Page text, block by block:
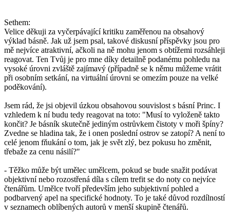
Sethem:
Velice děkuji za vyčerpávající kritiku zaměřenou na obsahový
výklad básně. Jak už jsem psal, takové diskusní příspěvky jsou pro
mě nejvíce atraktivní, ačkoli na ně mohu jenom s obtížemi rozsáhleji
reagovat. Ten Tvůj je pro mne díky detailně podanému pohledu na
vysoké úrovni zvláště zajímavý (případně se k němu můžeme vrátit
při osobním setkání, na virtuální úrovni se omezím pouze na velké
poděkování).
Jsem rád, že jsi objevil úzkou obsahovou souvislost s básní Princ. I
vzhledem k ní budu tedy reagovat na toto: "Musí to vyloženě takto
končit? Je básník skutečně jediným ostrůvkem čistoty v moři špíny?
Zvedne se hladina tak, že i onen poslední ostrov se zatopí? A není to
celé jenom fňukání o tom, jak je svět zlý, bez pokusu ho změnit,
třebaže za cenu násilí?"
- Těžko může být umělec umělcem, pokud se bude snažit podávat
objektivní nebo rozostřená díla s cílem trefit se do noty co nejvíce
čtenářům. Umělce tvoří především jeho subjektivní pohled a
podbarvený apel na specifické hodnoty. To je také důvod rozdílností
v seznamech oblíbených autorů v menší skupině čtenářů.